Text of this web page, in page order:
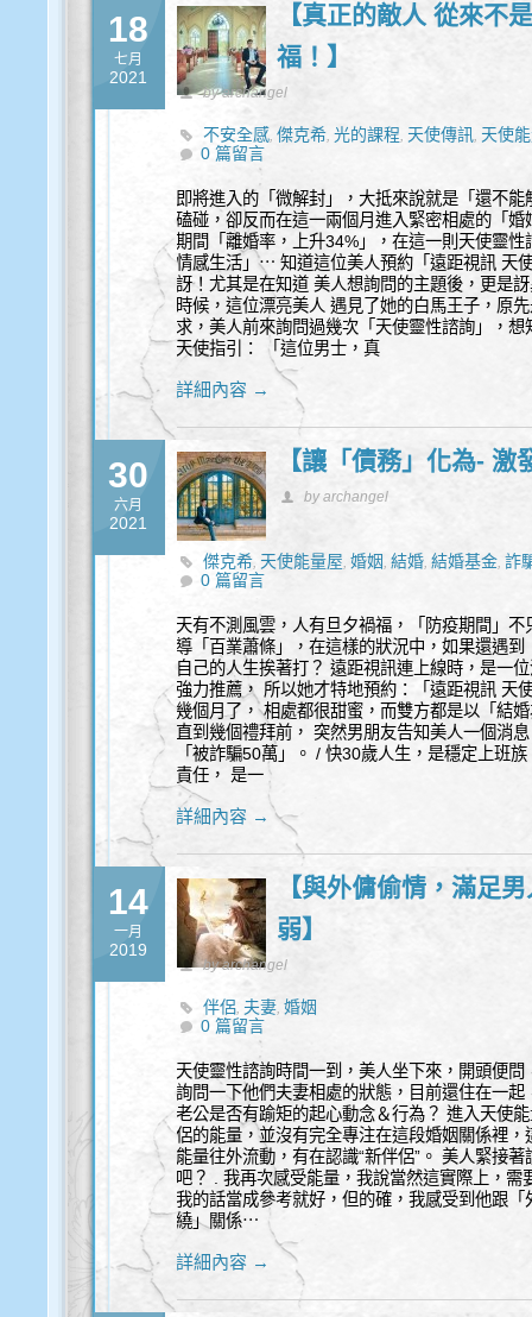
18
七月
2021
【真正的敵人 從來不
福！】
by archangel
不安全感,傑克希,光的課程, 天使傳訊, 天使
0 篇留言
即將進入的「微解封」，大抵來說就是「還不
磕碰，卻反而在這一兩個月進入緊密相處的「
期間「離婚率，上升34%」，在這一則天使靈
情感生活」⋯ 知道這位美人預約「遠距視訊 天
訝！尤其是在知道 美人想詢問的主題後，更是
時候，這位漂亮美人 遇見了她的白馬王子，原
求，美人前來詢問過幾次「天使靈性諮詢」，
天使指引： 「這位男士，真
詳細內容 →
30
六月
2021
【讓「債務」化為-
by archangel
傑克希, 天使能量屋,婚姻,結婚,結婚基金,詐
0 篇留言
天有不測風雲，人有旦夕禍福，「防疫期間」
導「百業蕭條」，在這樣的狀況中，如果還遇
自己的人生挨著打？ 遠距視訊連上線時，是一
強力推薦， 所以她才特地預約：「遠距視訊 天
幾個月了， 相處都很甜蜜，而雙方都是以「結
直到幾個禮拜前， 突然男朋友告知美人一個消
「被詐騙50萬」。 / 快30歲人生，是穩定上班
責任， 是一
詳細內容 →
14
一月
2019
【與外傭偷情，滿足
弱】
by archangel
伴侶, 夫妻,婚姻
0 篇留言
天使靈性諮詢時間一到，美人坐下來，開頭便
詢問一下他們夫妻相處的狀態，目前還住在一起
老公是否有踰矩的起心動念＆行為？ 進入天使
侶的能量，並沒有完全專注在這段婚姻關係裡
能量往外流動，有在認識“新伴侶”。 美人緊接
吧？ . 我再次感受能量，我說當然這實際上，
我的話當成參考就好，但的確，我感受到他跟「
繞」關係⋯
詳細內容 →